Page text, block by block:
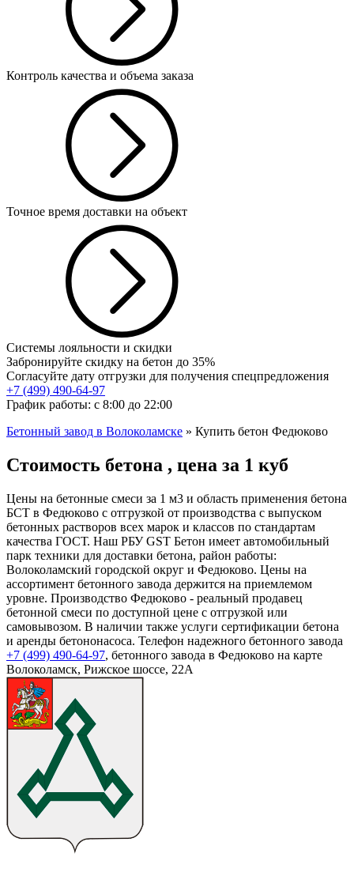
Контроль качества и объема заказа
Точное время доставки на объект
Системы лояльности и скидки
Забронируйте скидку на бетон до 35%
Согласуйте дату отгрузки для получения спецпредложения
+7 (499) 490-64-97
График работы: с 8:00 до 22:00
Бетонный завод в Волоколамске » Купить бетон Федюково
Стоимость бетона , цена за 1 куб
Цены на бетонные смеси за 1 м3 и область применения бетона
БСТ в Федюково с отгрузкой от производства с выпуском
бетонных растворов всех марок и классов по стандартам
качества ГОСТ. Наш РБУ GST Бетон имеет автомобильный
парк техники для доставки бетона, район работы:
Волоколамский городской округ и Федюково. Цены на
ассортимент бетонного завода держится на приемлемом
уровне. Производство Федюково - реальный продавец
бетонной смеси по доступной цене с отгрузкой или
самовывозом. В наличии также услуги сертификации бетона
и аренды бетононасоса. Телефон надежного бетонного завода
+7 (499) 490-64-97, бетонного завода в Федюково на карте
Волоколамск, Рижское шоссе, 22А